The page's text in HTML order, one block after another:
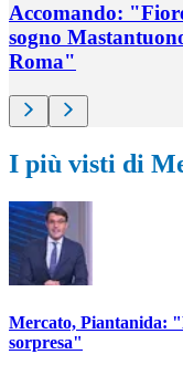
Accomando:
sogno
Roma"
I più visti di
Mercato, Piantanida:
sorpresa"